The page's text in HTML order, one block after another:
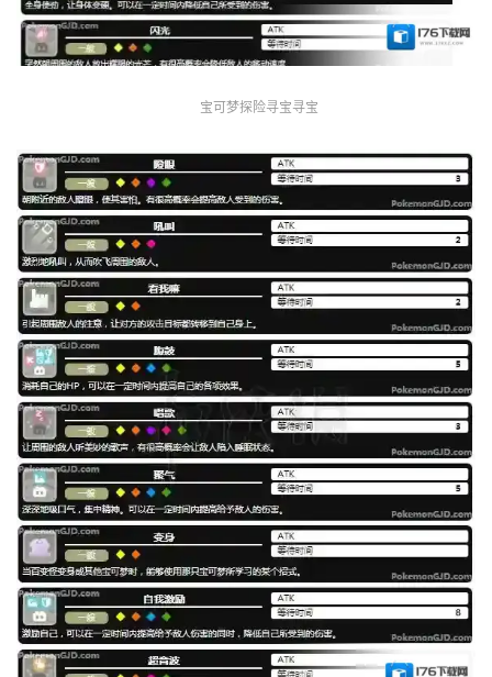
宝可梦探险寻宝寻宝